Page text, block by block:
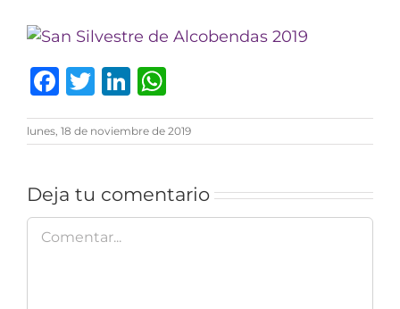
Facebook
TwitterLinkedIn
lunes, 18 de noviembre de 2019
Deja tu comentario
Comentar